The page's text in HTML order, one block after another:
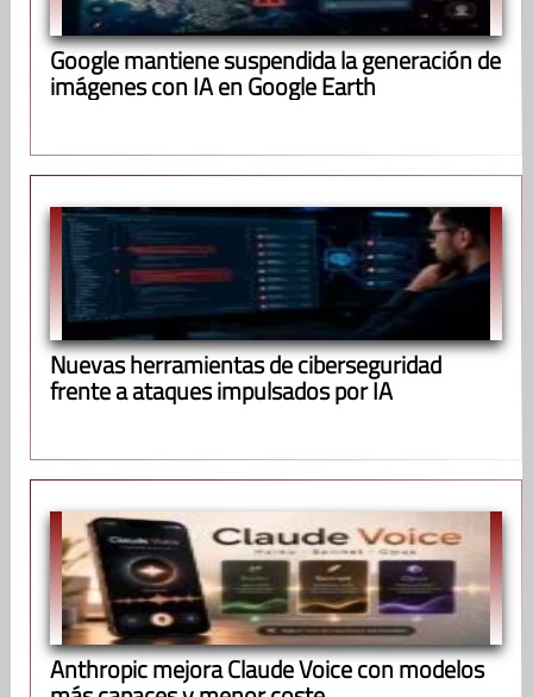
Google mantiene suspendida la generación de
imágenes con IA en Google Earth
Nuevas herramientas de ciberseguridad
frente a ataques impulsados por IA
Anthropic mejora Claude Voice con modelos